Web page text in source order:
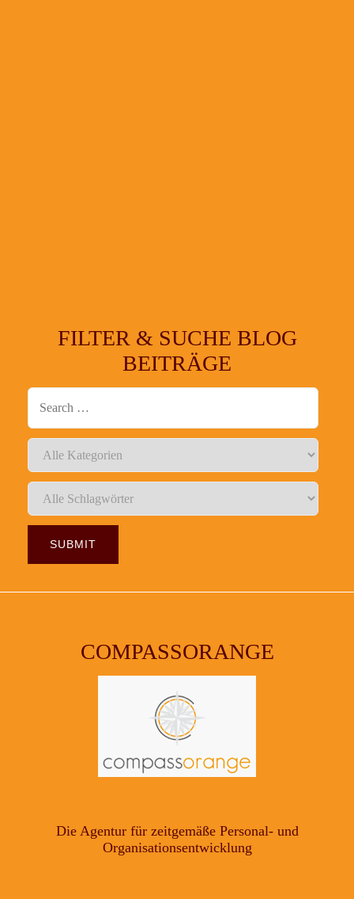
FILTER & SUCHE BLOG
BEITRÄGE
COMPASSORANGE
Die Agentur für zeitgemäße Personal- und
Organisationsentwicklung